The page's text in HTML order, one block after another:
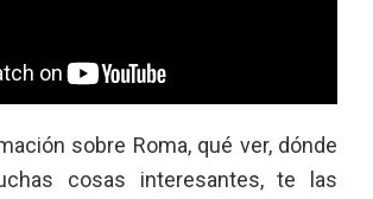
sobre Roma, qué ver, dónde
cosas interesantes, te las